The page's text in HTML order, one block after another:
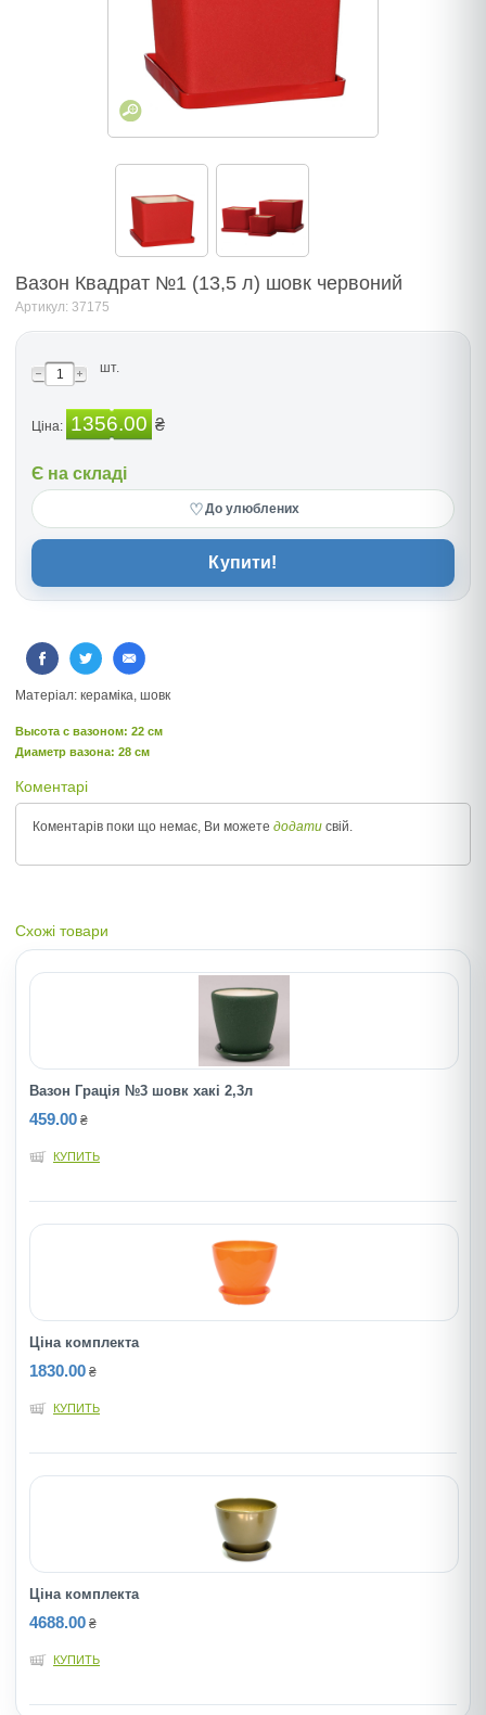
Вазон Квадрат №1 (13,5 л) шовк червоний
Артикул: 37175
шт.
Ціна: 1356.00 ₴
Є на складі
♡До улюблених
Купити!
Матерiал: керамiка, шовк
Высота c вазоном: 22 см
Диаметр вазона: 28 см
Коментарі
Коментарів поки що немає, Ви можете додати свій.
Схожі товари
Вазон Грація №3 шовк хакі 2,3л
459.00 ₴
КУПИТЬ
Ціна комплекта
1830.00 ₴
КУПИТЬ
Ціна комплекта
4688.00 ₴
КУПИТЬ